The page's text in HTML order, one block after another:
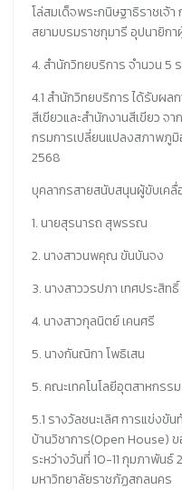
โล่สมเด็จพระกนิษฐาธิราชเจ้
สยามบรมราชกุมารี อุปนายิก
4. สำนักวิทยบริการ จำนวน 5
4.1 สำนักวิทยบริการ ได้รับผล
สีเขียวและสำนักงานสีเขียว จ
กรมการเปลี่ยนแปลงสภาพภูมิ
2568
บุคลากรสายสนับสนุนผู้ขับเคลื่
1. นายสุรนารถ สุพรรณ
2. นางสาวนพคุณ ขันบันจง
3. นางสาววรปภา เทศประสิทธิ์
4. นางสาวกุลนิตย์ เคนศรี
5. นางกันณิกา โพธิเสน
5. คณะเทคโนโลยีอุตสาหกรร
5.1 รางวัลชนะเลิศ การแข่ง
บ้านวิชาการ(Open House)
ระหว่างวันที่ 10-11 กุมภาพัน
มหาวิทยาลัยราชภัฏสกลนคร